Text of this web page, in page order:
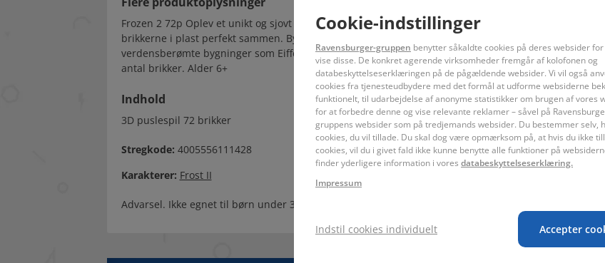
Frozen 2 72p Oplev et unikt og sjovt tredimensionelt puslespilskoncept - 3D-puslespil fra
brikkerne i plast perfekt sammen. Byg imponerende 3D-objekter med individuelt formede og
verdensberømte bygninger som Eiffeltårnet eller Empire State Building, eller find din favorit blandt
antal brikker. Alder 6+
Indhold
3D puslespil 72 brikker
Stregkode: 4005556111428
Karakterer: Frost II
Advarsel. Ikke egnet til børn under 36 måneder. Små dele. Kvælningsfare.
Cookie-indstillinger
Ravensburger-gruppen benytter såkaldte cookies på deres websider
vise disse. De konkret agerende virksomheder fremgår af kolofonen og
databeskyttelseserklæringen på de pågældende websider. Vi vil også
cookies fra tjenesteudbydere med det formål at udforme websiderne
funktionelt, til udarbejdelse af anonyme statistikker om brugen af vores
for at forbedre denne og vise relevante reklamer – såvel på
gruppens websider som på tredjemands websider. Du bestemmer selv,
cookies, du vil tillade. Du skal dog være opmærksom på, at hvis du ikke
cookies, vil du i givet fald ikke kunne benytte alle funktioner på
finder yderligere information i vores databeskyttelseserklæring.
Impressum
Accepter
Indstil cookies individuelt